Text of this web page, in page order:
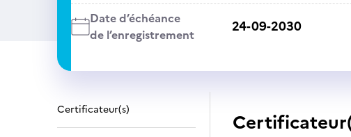
Date d’échéance
de l’enregistrement
24-09-2030
Certificateur(s)